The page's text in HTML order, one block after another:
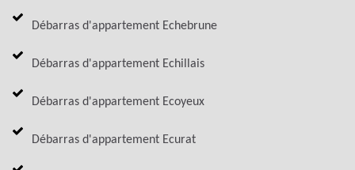
Débarras d'appartement Echebrune
Débarras d'appartement Echillais
Débarras d'appartement Ecoyeux
Débarras d'appartement Ecurat